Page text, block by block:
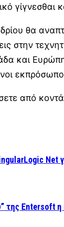
γίγνεσθαι
θα
στην
και
από
Net
της Entersoft